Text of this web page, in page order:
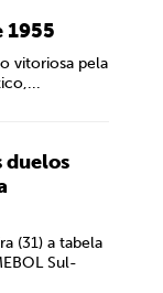
1955
vitoriosa pela
duelos
(31) a tabela
Sul-